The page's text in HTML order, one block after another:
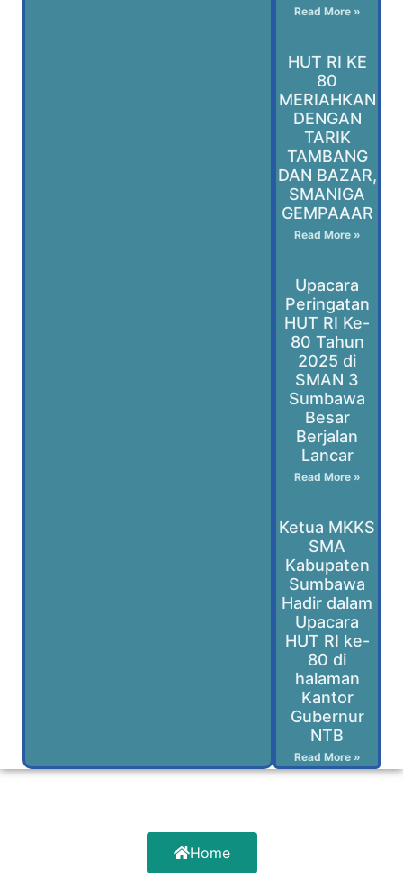
Read More »
HUT RI KE
80
MERIAHKAN
DENGAN
TARIK
TAMBANG
DAN BAZAR,
SMANIGA
GEMPAAAR
Read More »
Upacara
Peringatan
HUT RI Ke-
80 Tahun
2025 di
SMAN 3
Sumbawa
Besar
Berjalan
Lancar
Read More »
Ketua MKKS
SMA
Kabupaten
Sumbawa
Hadir dalam
Upacara
HUT RI ke-
80 di
halaman
Kantor
Gubernur
NTB
Read More »
Home